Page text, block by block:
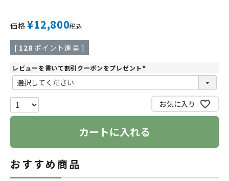
価格 ¥12,800税込
[ 128 ポイント進呈 ]
レビューを書いて割引クーポンをプレゼント
(
)
お気に入り
カートに入れる
おすすめ商品